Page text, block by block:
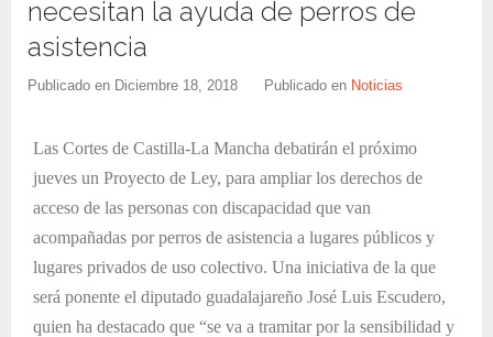
necesitan la ayuda de perros de
asistencia
Publicado en Diciembre 18, 2018 Publicado en Noticias
Las Cortes de Castilla-La Mancha debatirán el próximo
jueves un Proyecto de Ley, para ampliar los derechos de
acceso de las personas con discapacidad que van
acompañadas por perros de asistencia a lugares públicos y
lugares privados de uso colectivo. Una iniciativa de la que
será ponente el diputado guadalajareño José Luis Escudero,
quien ha destacado que “se va a tramitar por la sensibilidad y